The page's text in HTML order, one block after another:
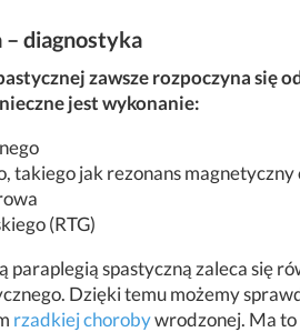
– diagnostyka
zawsze rozpoczyna się
jest wykonanie:
takiego jak rezonans magnetyczny
(RTG)
paraplegią spastyczną zaleca się
Dzięki temu możemy
rzadkiej chorobywrodzonej. Ma to